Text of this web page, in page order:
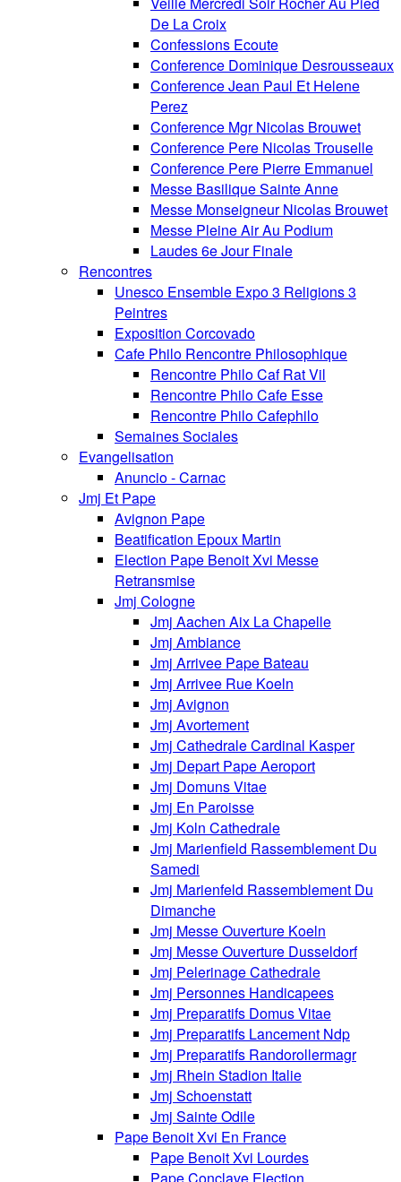
De La Croix
Confessions Ecoute
Conference Dominique Desrousseaux
Conference Jean Paul Et Helene
Perez
Conference Mgr Nicolas Brouwet
Conference Pere Nicolas Trouselle
Conference Pere Pierre Emmanuel
Messe Basilique Sainte Anne
Messe Monseigneur Nicolas Brouwet
Messe Pleine Air Au Podium
Laudes 6e Jour Finale
Rencontres
Unesco Ensemble Expo 3 Religions 3
Peintres
Exposition Corcovado
Cafe Philo Rencontre Philosophique
Rencontre Philo Caf Rat Vil
Rencontre Philo Cafe Esse
Rencontre Philo Cafephilo
Semaines Sociales
Evangelisation
Anuncio - Carnac
Jmj Et Pape
Avignon Pape
Beatification Epoux Martin
Election Pape Benoit Xvi Messe
Retransmise
Jmj Cologne
Jmj Aachen Aix La Chapelle
Jmj Ambiance
Jmj Arrivee Pape Bateau
Jmj Arrivee Rue Koeln
Jmj Avignon
Jmj Avortement
Jmj Cathedrale Cardinal Kasper
Jmj Depart Pape Aeroport
Jmj Domuns Vitae
Jmj En Paroisse
Jmj Koln Cathedrale
Jmj Marienfield Rassemblement Du
Samedi
Jmj Marienfeld Rassemblement Du
Dimanche
Jmj Messe Ouverture Koeln
Jmj Messe Ouverture Dusseldorf
Jmj Pelerinage Cathedrale
Jmj Personnes Handicapees
Jmj Preparatifs Domus Vitae
Jmj Preparatifs Lancement Ndp
Jmj Preparatifs Randorollermagr
Jmj Rhein Stadion Italie
Jmj Schoenstatt
Jmj Sainte Odile
Pape Benoit Xvi En France
Pape Benoit Xvi Lourdes